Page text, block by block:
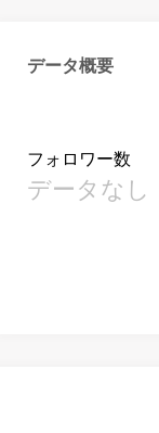
データ概要
フォロワー数
データなし